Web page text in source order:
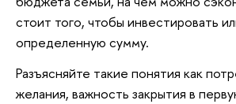
стоит того, чтобы инвестировать
определенную сумму.
Разъясняйте такие понятия как
желания, важность закрытия в